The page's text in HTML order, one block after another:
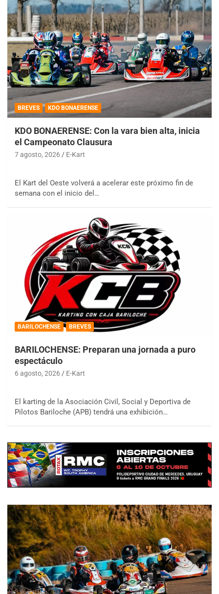
BREVES KDO BONAERENSE
KDO BONAERENSE: Con la vara bien alta, inicia
el Campeonato Clausura
7 agosto, 2026 E-Kart
El Kart del Oeste volverá a acelerar este próximo fin de
semana con el inicio del…
BARILOCHENSE BREVES
BARILOCHENSE: Preparan una jornada a puro
espectáculo
6 agosto, 2026 E-Kart
El karting de la Asociación Civil, Social y Deportiva de
Pilotos Bariloche (APB) tendrá una exhibición…